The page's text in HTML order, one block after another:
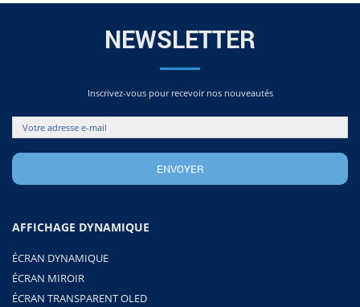
NEWSLETTER
Inscrivez-vous pour recevoir nos nouveautés
AFFICHAGE DYNAMIQUE
ÉCRAN DYNAMIQUE
ÉCRAN MIROIR
ÉCRAN TRANSPARENT OLED